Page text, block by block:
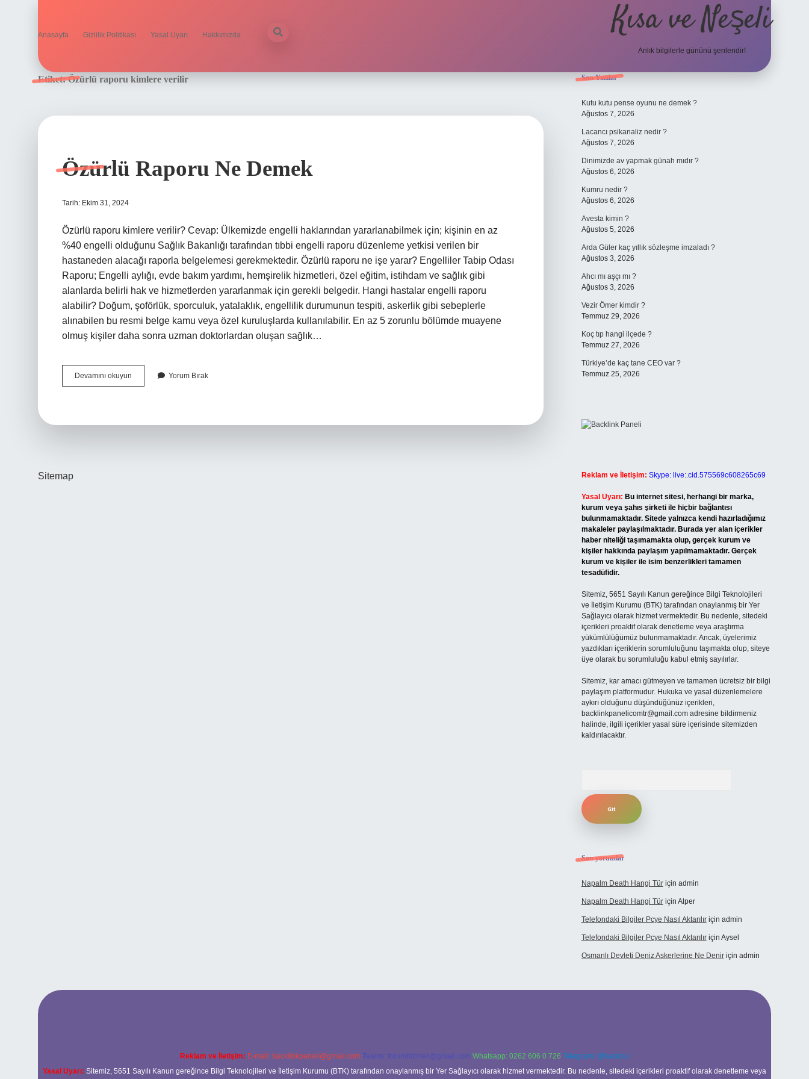
Anasayfa Gizlilik Politikası Yasal Uyarı Hakkımızda Kısa ve Neşeli
Anlık bilgilerle gününü şenlendir!
Etiket:Özürlü raporu kimlere verilir
Özürlü Raporu Ne Demek
Tarih: Ekim 31, 2024
Özürlü raporu kimlere verilir? Cevap: Ülkemizde engelli haklarından yararlanabilmek için; kişinin en az
%40 engelli olduğunu Sağlık Bakanlığı tarafından tıbbi engelli raporu düzenleme yetkisi verilen bir
hastaneden alacağı raporla belgelemesi gerekmektedir. Özürlü raporu ne işe yarar? Engelliler Tabip Odası
Raporu; Engelli aylığı, evde bakım yardımı, hemşirelik hizmetleri, özel eğitim, istihdam ve sağlık gibi
alanlarda belirli hak ve hizmetlerden yararlanmak için gerekli belgedir. Hangi hastalar engelli raporu
alabilir? Doğum, şoförlük, sporculuk, yatalaklık, engellilik durumunun tespiti, askerlik gibi sebeplerle
alınabilen bu resmi belge kamu veya özel kuruluşlarda kullanılabilir. En az 5 zorunlu bölümde muayene
olmuş kişiler daha sonra uzman doktorlardan oluşan sağlık…
Devamını okuyun
Raporu
Yorum Bırak
Sitemap
Sidebar
Son Yazılar
Kutu kutu pense oyunu ne demek ?
Ağustos 7, 2026
Lacancı psikanaliz nedir ?
Ağustos 7, 2026
Dinimizde av yapmak günah mıdır ?
Ağustos 6, 2026
Kumru nedir ?
Ağustos 6, 2026
Avesta kimin ?
Ağustos 5, 2026
Arda Güler kaç yıllık sözleşme imzaladı ?
Ağustos 3, 2026
Ahcı mı aşçı mı ?
Ağustos 3, 2026
Vezir Ömer kimdir ?
Temmuz 29, 2026
Koç tıp hangi ilçede ?
Temmuz 27, 2026
Türkiye’de kaç tane CEO var ?
Temmuz 25, 2026
Reklam ve İletişim: Skype: live:.cid.575569c608265c69
Yasal Uyarı: Bu internet sitesi, herhangi bir marka,
kurum veya şahıs şirketi ile hiçbir bağlantısı
bulunmamaktadır. Sitede yalnızca kendi hazırladığımız
makaleler paylaşılmaktadır. Burada yer alan içerikler
haber niteliği taşımamakta olup, gerçek kurum ve
kişiler hakkında paylaşım yapılmamaktadır. Gerçek
kurum ve kişiler ile isim benzerlikleri tamamen
tesadüfidir.
Sitemiz, 5651 Sayılı Kanun gereğince Bilgi Teknolojileri
ve İletişim Kurumu (BTK) tarafından onaylanmış bir Yer
Sağlayıcı olarak hizmet vermektedir. Bu nedenle, sitedeki
içerikleri proaktif olarak denetleme veya araştırma
yükümlülüğümüz bulunmamaktadır. Ancak, üyelerimiz
yazdıkları içeriklerin sorumluluğunu taşımakta olup, siteye
üye olarak bu sorumluluğu kabul etmiş sayılırlar.
Sitemiz, kar amacı gütmeyen ve tamamen ücretsiz bir bilgi
paylaşım platformudur. Hukuka ve yasal düzenlemelere
aykırı olduğunu düşündüğünüz içerikleri,
backlinkpanelicomtr@gmail.comadresine bildirmeniz
halinde, ilgili içerikler yasal süre içerisinde sitemizden
kaldırılacaktır.
Son yorumlar
Napalm Death Hangi Türiçin admin
Napalm Death Hangi Türiçin Alper
Telefondaki Bilgiler Pcye Nasıl Aktarılıriçin admin
Telefondaki Bilgiler Pcye Nasıl Aktarılıriçin Aysel
Osmanlı Devleti Deniz Askerlerine Ne Deniriçin admin
Reklam ve İletişim: E-mail: backlinkpaneli@gmail.com Teams: forumhizmeti@gmail.com Whatsapp: 0262 606 0 726 Telegram: @karabul
Yasal Uyarı: Sitemiz, 5651 Sayılı Kanun gereğince Bilgi Teknolojileri ve İletişim Kurumu (BTK) tarafından onaylanmış bir Yer Sağlayıcı olarak hizmet vermektedir. Bu nedenle, sitedeki içerikleri proaktif olarak denetleme veya